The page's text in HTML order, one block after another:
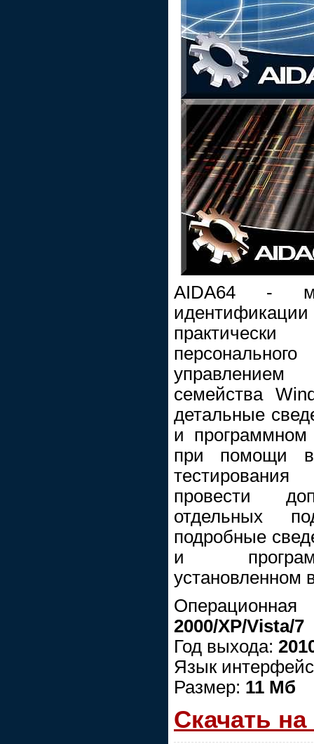
AIDA64 -
семейства
детальные
и программном
при помощи
провести
отдельных
подробные
и
установленном
2000/XP/Vista/7
Год выхода:
Язык
Размер: 11 Мб
Скачать